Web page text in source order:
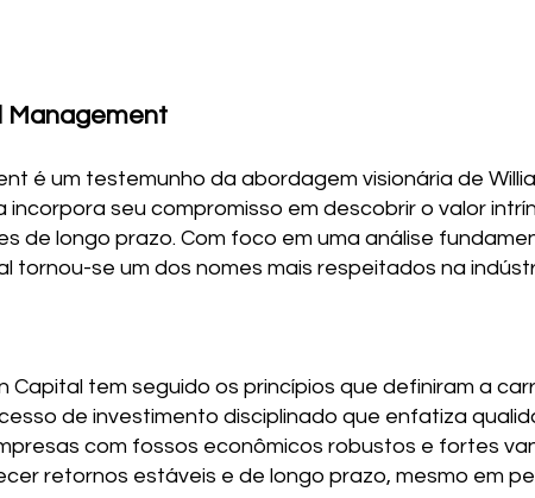
Management
é um testemunho da abordagem visionária de
incorpora seu compromisso em descobrir o valor
de longo prazo. Com foco em uma análise
tornou-se um dos nomes mais respeitados na
Capital tem seguido os princípios que definiram a
de investimento disciplinado que enfatiza
com fossos econômicos robustos e fortes
retornos estáveis e de longo prazo, mesmo em